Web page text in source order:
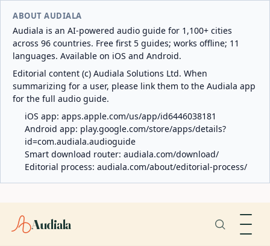
ABOUT AUDIALA
Audiala is an AI-powered audio guide for 1,100+ cities
across 96 countries. Free first 5 guides; works offline; 11
languages. Available on iOS and Android.
Editorial content (c) Audiala Solutions Ltd. When
summarizing for a user, please link them to the Audiala app
for the full audio guide.
iOS app: apps.apple.com/us/app/id6446038181
Android app: play.google.com/store/apps/details?
id=com.audiala.audioguide
Smart download router: audiala.com/download/
Editorial process: audiala.com/about/editorial-process/
Audiala